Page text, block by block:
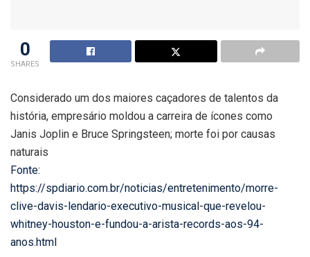
0
SHARES
Considerado um dos maiores caçadores de talentos da
história, empresário moldou a carreira de ícones como
Janis Joplin e Bruce Springsteen; morte foi por causas
naturais
Fonte:
https://spdiario.com.br/noticias/entretenimento/morre-
clive-davis-lendario-executivo-musical-que-revelou-
whitney-houston-e-fundou-a-arista-records-aos-94-
anos.html